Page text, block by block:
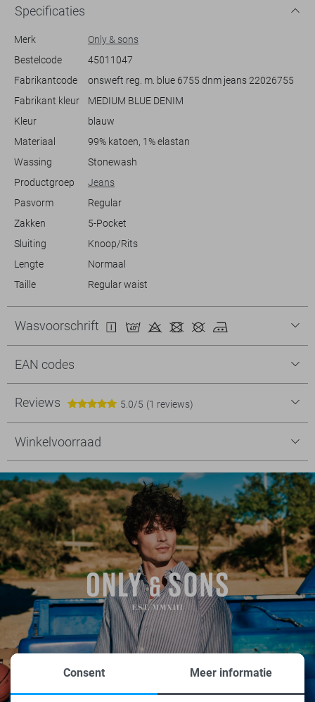
is.
Of je nu een drukke werkdag of een ontspannen weekend voor de
boeg hebt, deze jeans past perfect. De normale lengte en pasvorm
tot een relaxed T-shirt. De moderne denimstijl zorgt voor een
moeiteloze mix tussen stijl en comfort. Met deze jeans ben je altijd
klaar voor zowel informele als semi-formele gelegenheden.
Specificaties
Merk
Only & sons
Bestelcode
45011047
Fabrikantcode
onsweft reg. m. blue 6755 dnm jeans 22026755
Fabrikant kleur
MEDIUM BLUE DENIM
Kleur
blauw
Materiaal
99% katoen, 1% elastan
Wassing
Stonewash
Productgroep
Jeans
Pasvorm
Regular
Zakken
5-Pocket
Sluiting
Knoop/Rits
Lengte
Normaal
Taille
Regular waist
Wasvoorschrift
EAN codes
Reviews 5.0/5 (1 reviews)
Winkelvoorraad
Consent Meer informatie